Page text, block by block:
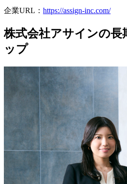
企業URL： https://assign-inc.com/
株式会社アサインの長
ップ